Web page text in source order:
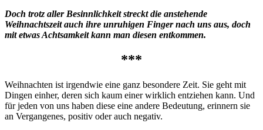
Doch trotz aller Besinnlichkeit streckt die anstehende
Weihnachtszeit auch ihre unruhigen Finger nach uns aus, doch
mit etwas Achtsamkeit kann man diesen entkommen.
***
Weihnachten ist irgendwie eine ganz besondere Zeit. Sie geht mit
Dingen einher, deren sich kaum einer wirklich entziehen kann. Und
für jeden von uns haben diese eine andere Bedeutung, erinnern sie
an Vergangenes, positiv oder auch negativ.